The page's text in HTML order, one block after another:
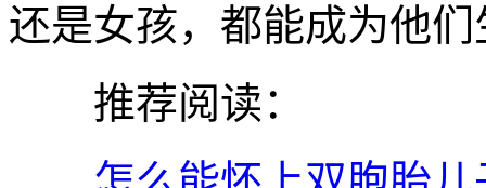
还是女孩，都能成为他
推荐阅读：